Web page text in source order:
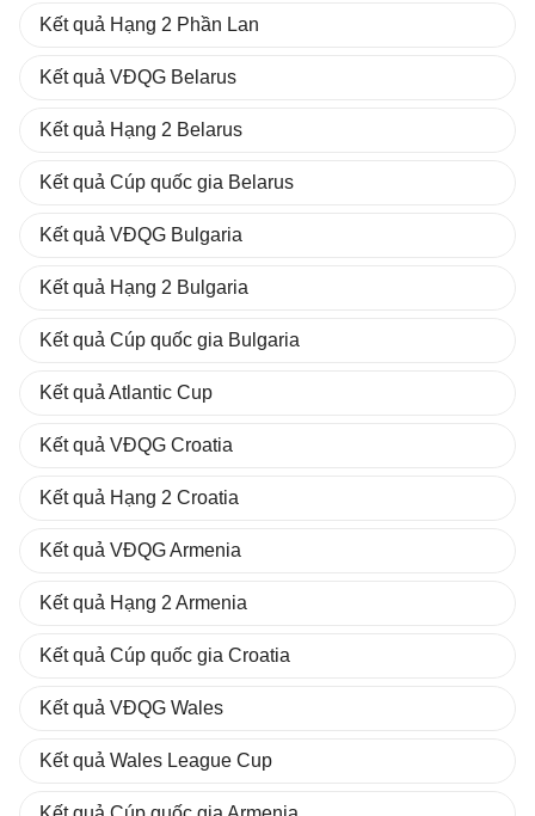
Kết quả Hạng 2 Phần Lan
Kết quả VĐQG Belarus
Kết quả Hạng 2 Belarus
Kết quả Cúp quốc gia Belarus
Kết quả VĐQG Bulgaria
Kết quả Hạng 2 Bulgaria
Kết quả Cúp quốc gia Bulgaria
Kết quả Atlantic Cup
Kết quả VĐQG Croatia
Kết quả Hạng 2 Croatia
Kết quả VĐQG Armenia
Kết quả Hạng 2 Armenia
Kết quả Cúp quốc gia Croatia
Kết quả VĐQG Wales
Kết quả Wales League Cup